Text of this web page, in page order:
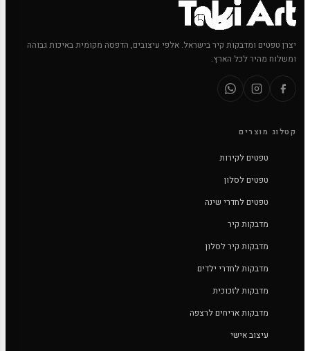
יצרן טפטים ומדבקות קיר בישראל. אלפי עיצובים, הדפסה מקומית באיכות גבוהה
ומשלוח מהיר לכל הארץ.
קטלוג מוצרים
טפטים לקירות
טפטים לסלון
טפטים לחדרי שינה
מדבקות קיר
מדבקות קיר לסלון
מדבקות לחדרי ילדים
מדבקות לזכוכית
מדבקות אריחים לרצפה
עיצוב אישי